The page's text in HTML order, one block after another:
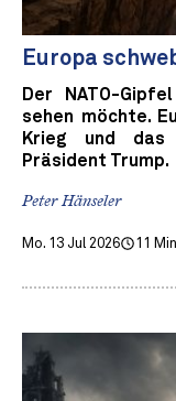
Europa
Der NATO-
sehen möchte.
Krieg und
Präsident Trump.
Peter Hänseler
Mo. 13 Jul 2026 11